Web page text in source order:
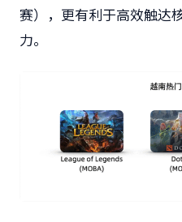
赛），更有利于高效触达
力。